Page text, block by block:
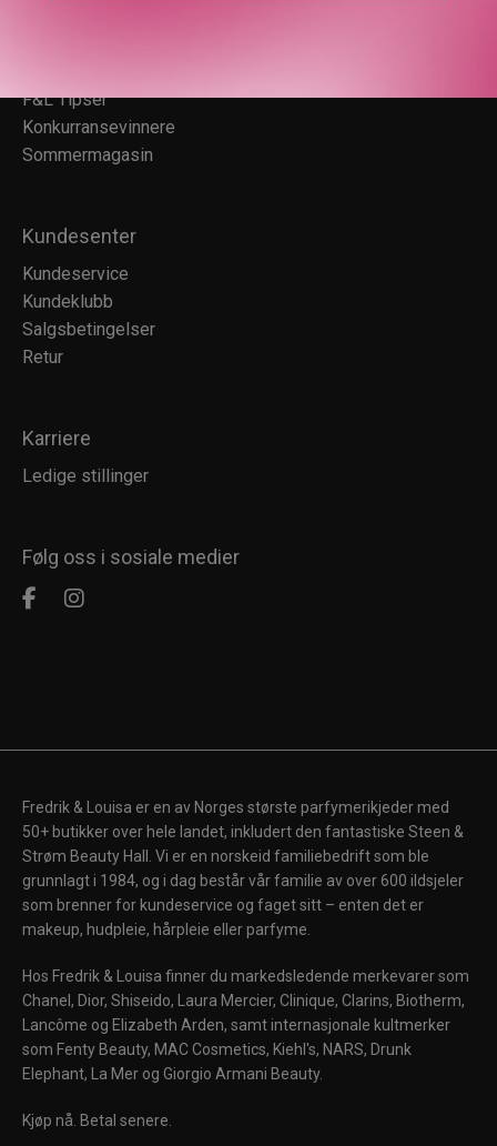
F&L Tipser
Konkurransevinnere
Sommermagasin
Kundesenter
Kundeservice
Kundeklubb
Salgsbetingelser
Retur
Karriere
Ledige stillinger
Følg oss i sosiale medier
Fredrik & Louisa er en av Norges største parfymerikjeder med
50+ butikker over hele landet, inkludert den fantastiske Steen &
Strøm Beauty Hall. Vi er en norskeid familiebedrift som ble
grunnlagt i 1984, og i dag består vår familie av over 600 ildsjeler
som brenner for kundeservice og faget sitt – enten det er
makeup, hudpleie, hårpleie eller parfyme.
Hos Fredrik & Louisa finner du markedsledende merkevarer som
Chanel, Dior, Shiseido, Laura Mercier, Clinique, Clarins, Biotherm,
Lancôme og Elizabeth Arden, samt internasjonale kultmerker
som Fenty Beauty, MAC Cosmetics, Kiehl's, NARS, Drunk
Elephant, La Mer og Giorgio Armani Beauty.
Kjøp nå. Betal senere.